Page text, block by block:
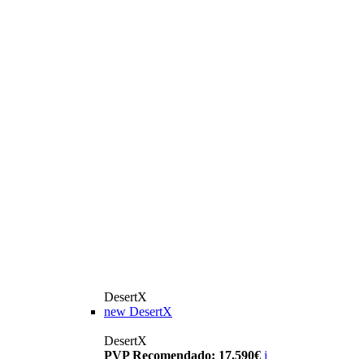
DesertX
new DesertX
DesertX
PVP Recomendado: 17.590€ i